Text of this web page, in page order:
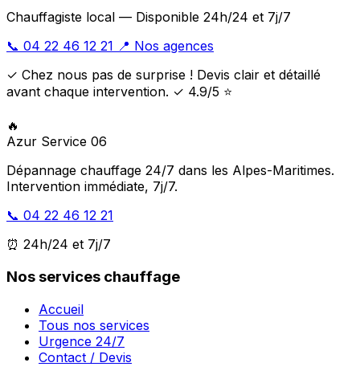
Chauffagiste local — Disponible 24h/24 et 7j/7
📞 04 22 46 12 21 📍 Nos agences
✓ Chez nous pas de surprise ! Devis clair et détaillé
avant chaque intervention. ✓ 4.9/5 ⭐
🔥
Azur Service 06
Dépannage chauffage 24/7 dans les Alpes-Maritimes.
Intervention immédiate, 7j/7.
📞 04 22 46 12 21
⏰ 24h/24 et 7j/7
Nos services chauffage
Accueil
Tous nos services
Urgence 24/7
Contact / Devis